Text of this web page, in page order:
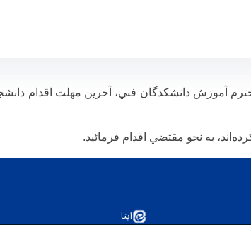
آموزش دانشكدگان فني، آخرين مهلت اقدام
به نحو مقتضي اقدام فرمائيد.
ایتا